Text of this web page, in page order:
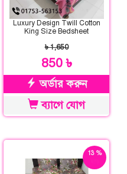
Luxury Design Twill Cotton
King Size Bedsheet
৳ 1,650
850 ৳
অর্ডার করুন
ব্যাগে যোগ
13 %